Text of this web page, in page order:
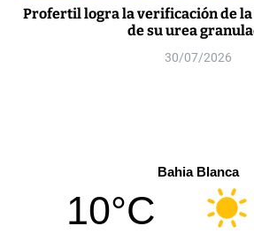
Profertil logra la verificación de la
de su urea
30/07/2026
Bahia Blanca
10°C